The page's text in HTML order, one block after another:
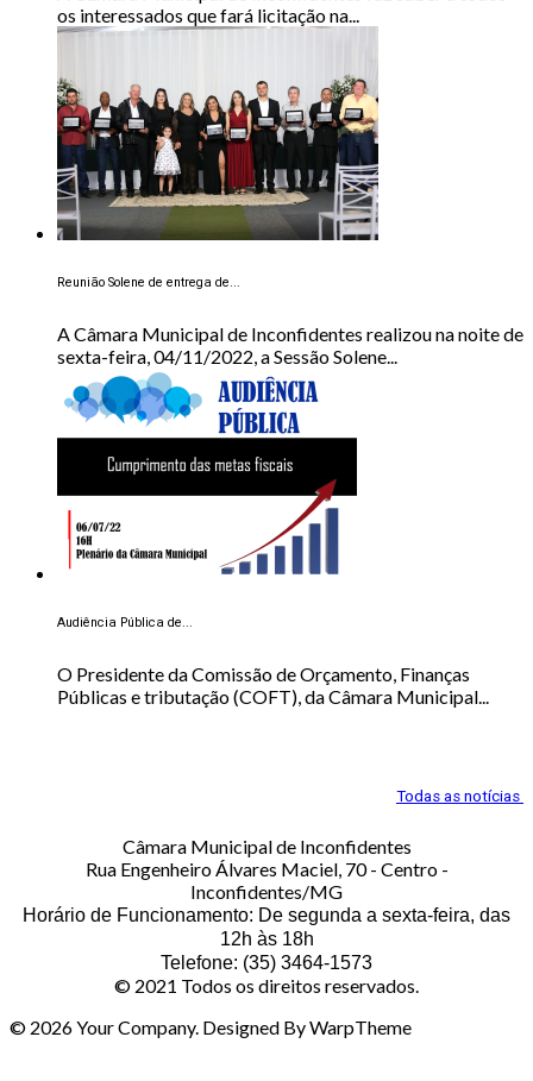
os interessados que fará licitação na...
Reunião Solene de entrega de...
A Câmara Municipal de Inconfidentes realizou na noite de
sexta-feira, 04/11/2022, a Sessão Solene...
Audiência Pública de...
O Presidente da Comissão de Orçamento, Finanças
Públicas e tributação (COFT), da Câmara Municipal...
Todas as notícias
Câmara Municipal de Inconfidentes
Rua Engenheiro Álvares Maciel, 70 - Centro -
Inconfidentes/MG
Horário de Funcionamento: De segunda a sexta-feira, das
12h às 18h
Telefone: (35) 3464-1573
© 2021 Todos os direitos reservados.
© 2026 Your Company. Designed By WarpTheme